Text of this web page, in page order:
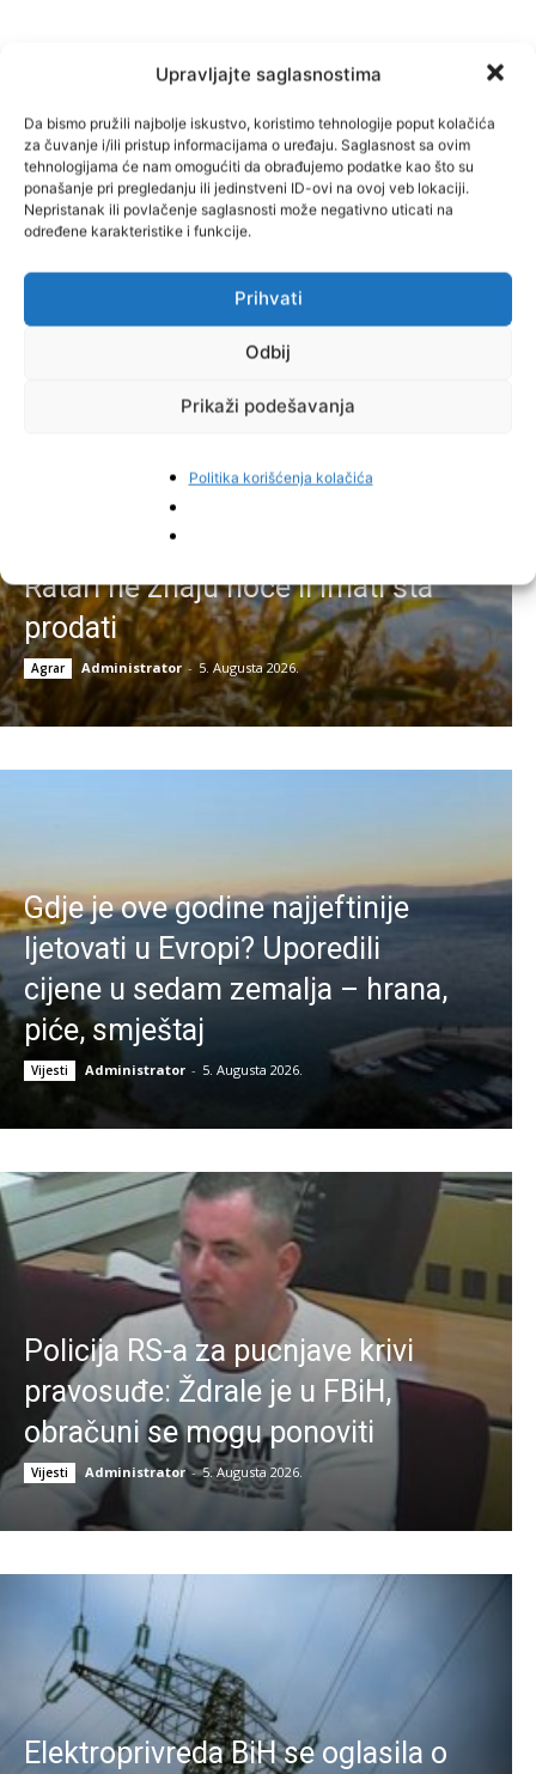
Upravljajte saglasnostima
Da bismo pružili najbolje iskustvo, koristimo tehnologije poput kolačića
za čuvanje i/ili pristup informacijama o uređaju. Saglasnost sa ovim
tehnologijama će nam omogućiti da obrađujemo podatke kao što su
ponašanje pri pregledanju ili jedinstveni ID-ovi na ovoj veb lokaciji.
Nepristanak ili povlačenje saglasnosti može negativno uticati na
određene karakteristike i funkcije.
Prihvati
Odbij
Prikaži podešavanja
Politika korišćenja kolačića
Facebook Pinterest
Kukuruz se suši prije berbe:
Ratari ne znaju hoće li imati šta
prodati
Agrar Administrator - 5. Augusta 2026.
Gdje je ove godine najjeftinije
ljetovati u Evropi? Uporedili
cijene u sedam zemalja – hrana,
piće, smještaj
Vijesti Administrator - 5. Augusta 2026.
Policija RS-a za pucnjave krivi
pravosuđe: Ždrale je u FBiH,
obračuni se mogu ponoviti
Vijesti Administrator - 5. Augusta 2026.
Elektroprivreda BiH se oglasila o